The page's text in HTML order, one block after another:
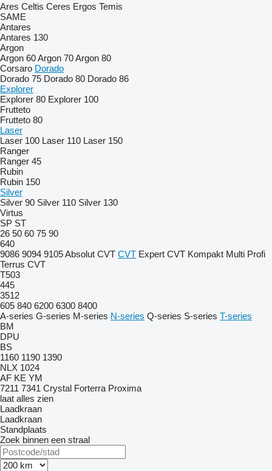
Ares Celtis Ceres Ergos Temis
SAME
Antares
Antares 130
Argon
Argon 60Argon 70Argon 80
Corsaro Dorado
Dorado 75 Dorado 80 Dorado 86
Explorer
Explorer 80 Explorer 100
Frutteto
Frutteto 80
Laser
Laser 100 Laser 110 Laser 150
Ranger
Ranger 45
Rubin
Rubin 150
Silver
Silver 90 Silver 110 Silver 130
Virtus
SP ST
26 50 60 75 90
640
9086 9094 9105Absolut CVT CVT Expert CVT Kompakt Multi Profi
Terrus CVT
T503
445
3512
605 840 6200 6300 8400
A-series G-series M-series N-series Q-series S-series T-series
BM
DPU
BS
1160 1190 1390
NLX 1024
AF KE YM
7211 7341 Crystal Forterra Proxima
laat alles zien
Laadkraan
Laadkraan
Standplaats
Zoek binnen een straal